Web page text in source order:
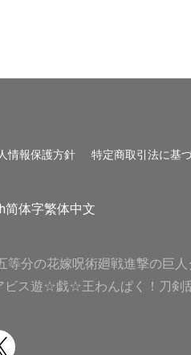
情報保護方針 特定商取引法に基
简体字繁体中文
等分の花嫁呪術廻戦進撃の巨人
ビス遊☆戯☆王わんぱく！刀剣